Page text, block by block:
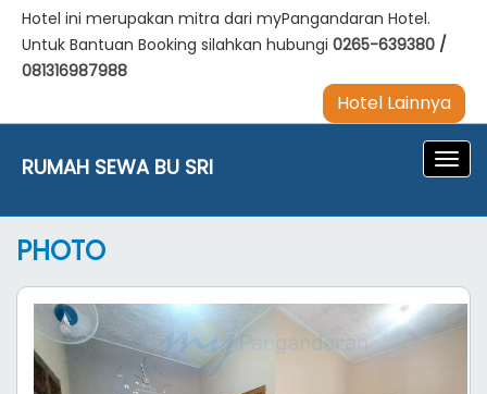
Hotel ini merupakan mitra dari myPangandaran Hotel.
Untuk Bantuan Booking silahkan hubungi 0265-639380 /
081316987988
Hotel Lainnya
RUMAH SEWA BU SRI
PHOTO